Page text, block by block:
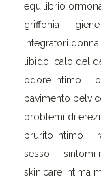
equilibrio
griffonia
integratori donna
libido. calo del
odore intimo
pavimento
problemi di
prurito intimo
sesso
sintomi
skinicare intima